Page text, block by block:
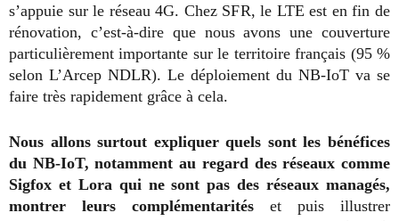
s’appuie sur le réseau 4G. Chez SFR, le LTE est en fin de
rénovation, c’est-à-dire que nous avons une couverture
particulièrement importante sur le territoire français (95 %
selon L’Arcep NDLR). Le déploiement du NB-IoT va se
faire très rapidement grâce à cela.
Nous allons surtout expliquer quels sont les bénéfices
du NB-IoT, notamment au regard des réseaux comme
Sigfox et Lora qui ne sont pas des réseaux managés,
montrer leurs complémentarités et puis illustrer